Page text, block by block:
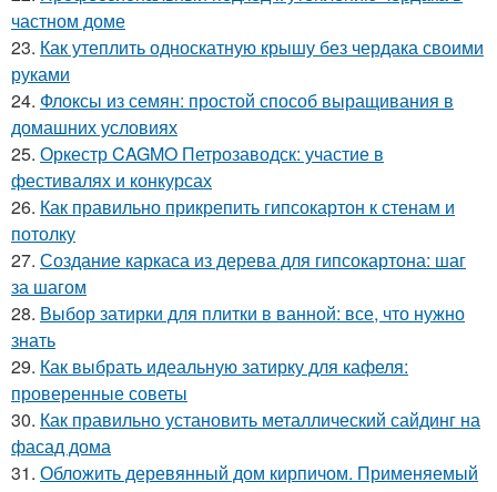
частном доме
23. Как утеплить односкатную крышу без чердака своими
руками
24. Флоксы из семян: простой способ выращивания в
домашних условиях
25. Оркестр CAGMO Петрозаводск: участие в
фестивалях и конкурсах
26. Как правильно прикрепить гипсокартон к стенам и
потолку
27. Создание каркаса из дерева для гипсокартона: шаг
за шагом
28. Выбор затирки для плитки в ванной: все, что нужно
знать
29. Как выбрать идеальную затирку для кафеля:
проверенные советы
30. Как правильно установить металлический сайдинг на
фасад дома
31. Обложить деревянный дом кирпичом. Применяемый